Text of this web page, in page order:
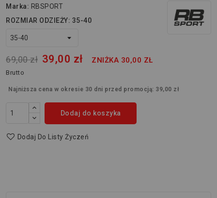
Marka: RBSPORT
ROZMIAR ODZIEŻY: 35-40
69,00 zł 39,00 zł ZNIŻKA 30,00 ZŁ
Brutto
Najniższa cena w okresie 30 dni przed promocją: 39,00 zł
Dodaj do koszyka
Dodaj Do Listy Życzeń